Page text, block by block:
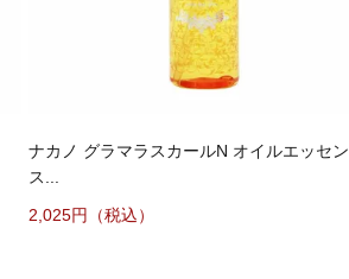
ナカノ グラマラスカールN オイルエッセン
ス...
2,025円（税込）